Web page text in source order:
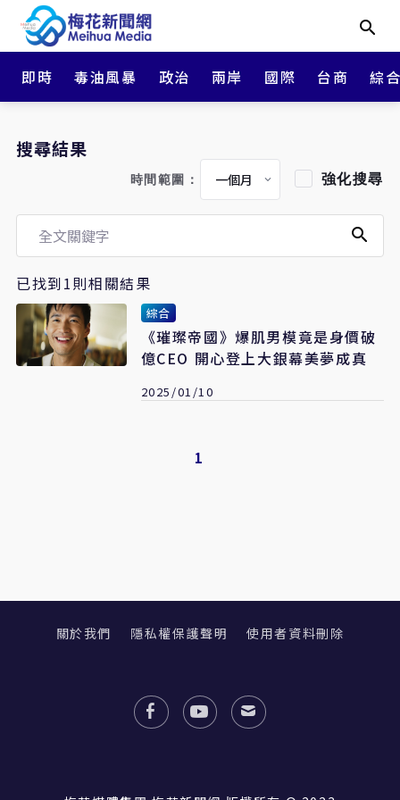
即時 毒油風暴 政治 兩岸 國際 台商 綜
搜尋結果
時間範圍： 強化搜尋
已找到1則相關結果
綜合
《璀璨帝國》爆肌男模竟是身價破
億CEO 開心登上大銀幕美夢成真
2025/01/10
1
關於我們 隱私權保護聲明 使用者資料刪除